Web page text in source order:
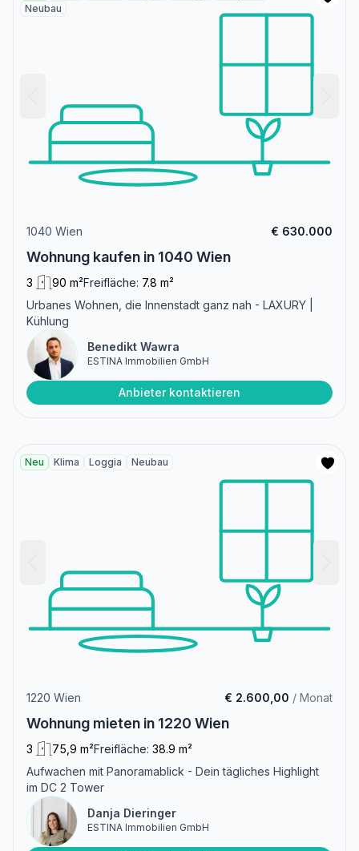
Neubau
1040 Wien € 630.000
Wohnung kaufen in 1040 Wien
3 90 m²Freifläche: 7.8 m²
Urbanes Wohnen, die Innenstadt ganz nah - LAXURY |
Kühlung
Benedikt Wawra
ESTINA Immobilien GmbH
Anbieter kontaktieren
Neu Klima Loggia Neubau
1220 Wien € 2.600,00 / Monat
Wohnung mieten in 1220 Wien
3 75,9 m²Freifläche: 38.9 m²
Aufwachen mit Panoramablick - Dein tägliches Highlight
im DC 2 Tower
Danja Dieringer
ESTINA Immobilien GmbH